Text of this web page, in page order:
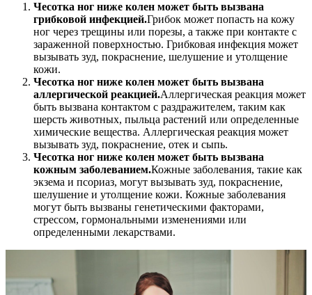
Чесотка ног ниже колен может быть вызвана
грибковой инфекцией.Грибок может попасть на кожу
ног через трещины или порезы, а также при контакте с
зараженной поверхностью. Грибковая инфекция может
вызывать зуд, покраснение, шелушение и утолщение
кожи.
Чесотка ног ниже колен может быть вызвана
аллергической реакцией.Аллергическая реакция может
быть вызвана контактом с раздражителем, таким как
шерсть животных, пыльца растений или определенные
химические вещества. Аллергическая реакция может
вызывать зуд, покраснение, отек и сыпь.
Чесотка ног ниже колен может быть вызвана
кожным заболеванием.Кожные заболевания, такие как
экзема и псориаз, могут вызывать зуд, покраснение,
шелушение и утолщение кожи. Кожные заболевания
могут быть вызваны генетическими факторами,
стрессом, гормональными изменениями или
определенными лекарствами.